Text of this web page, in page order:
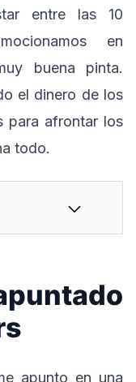
entre las 10
en
buena pinta.
el dinero de los
para afrontar los
todo.
apunto en una